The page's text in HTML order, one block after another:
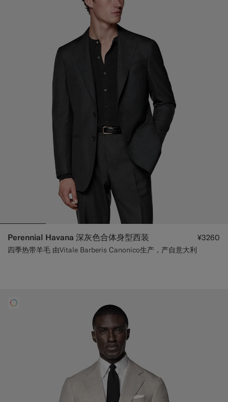
Perennial Havana 深灰色合体身型西装
四季热带羊毛 由Vitale Barberis Canonico生产，产自意大利
¥3260